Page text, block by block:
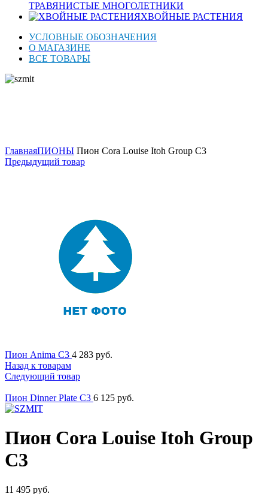
ТРАВЯНИСТЫЕ МНОГОЛЕТНИКИ
ХВОЙНЫЕ РАСТЕНИЯ
УСЛОВНЫЕ ОБОЗНАЧЕНИЯ
О МАГАЗИНЕ
ВСЕ ТОВАРЫ
ГлавнаяПИОНЫ Пион Cora Louise Itoh Group C3
Предыдущий товар
Пион Anima C3 4 283 руб.
Назад к товарам
Следующий товар
Пион Dinner Plate C3 6 125 руб.
Пион Cora Louise Itoh Group
C3
11 495 руб.